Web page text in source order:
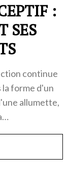
:
SES
continue
la forme d'un
allumette,